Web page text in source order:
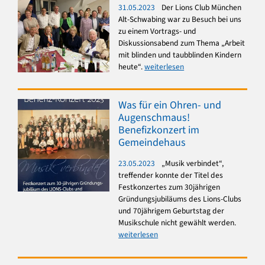
31.05.2023
Der Lions Club München
Alt-Schwabing war zu Besuch bei uns
zu einem Vortrags- und
Diskussionsabend zum Thema „Arbeit
mit blinden und taubblinden Kindern
heute“.weiterlesen
Was für ein Ohren- und
Augenschmaus!
Benefizkonzert im
Gemeindehaus
23.05.2023
„Musik verbindet“,
treffender konnte der Titel des
Festkonzertes zum 30jährigen
Gründungsjubiläums des Lions-Clubs
und 70jährigem Geburtstag der
Musikschule nicht gewählt werden.
weiterlesen